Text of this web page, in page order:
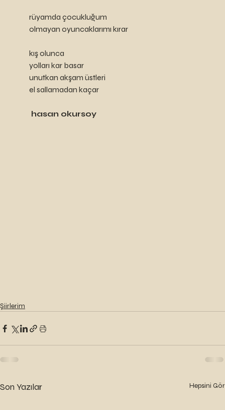
rüyamda çocukluğum
olmayan oyuncaklarımı kırar
kış olunca
yolları kar basar
unutkan akşam üstleri
el sallamadan kaçar
hasan okursoy
Şiirlerim
Son Yazılar Hepsini Gör